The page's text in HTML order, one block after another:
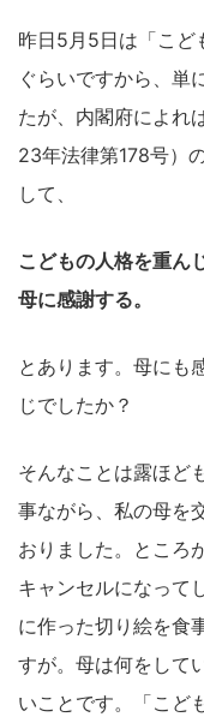
昨日5月5日は「こど
ぐらいですから、単
たが、内閣府によれ
23年法律第178号）
して、
こどもの人格を重ん
母に感謝する。
とあります。母にも
じでしたか？
そんなことは露ほど
事ながら、私の母を
おりました。ところ
キャンセルになって
に作った切り絵を食
すが。母は何をして
いことです。「こど